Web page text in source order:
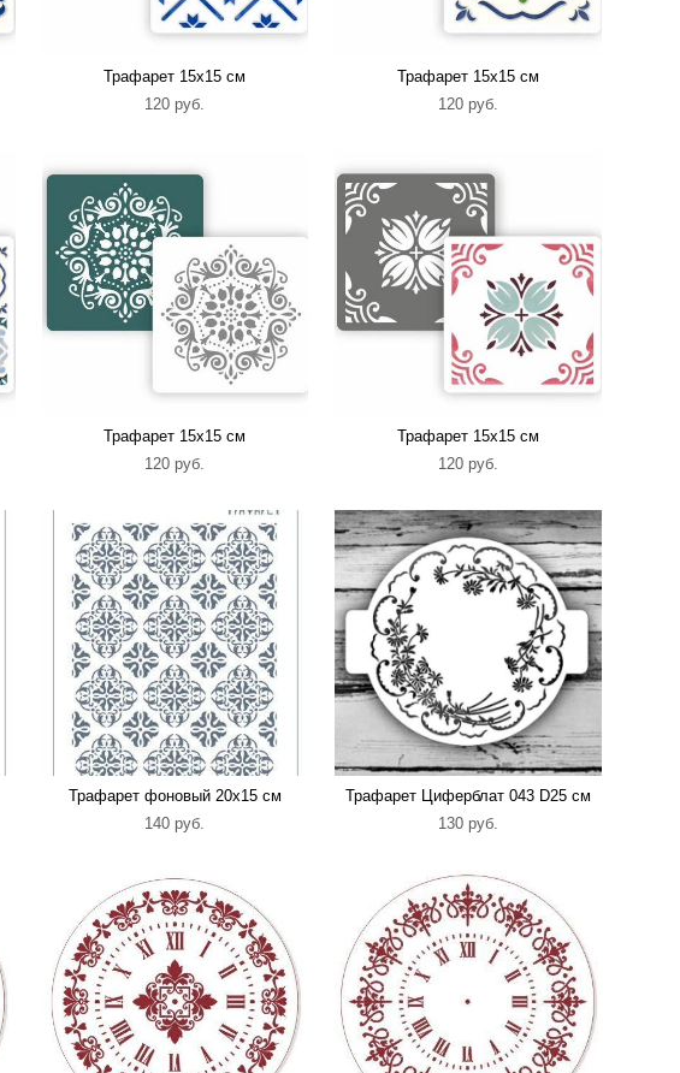
Трафарет 15х15 см
120 pуб.
Трафарет 15х15 см
120 pуб.
Трафарет 15х15 см
120 pуб.
Трафарет 15х15 см
120 pуб.
Трафарет фоновый 20х15 см
140 pуб.
Трафарет Циферблат 043 D25 см
130 pуб.